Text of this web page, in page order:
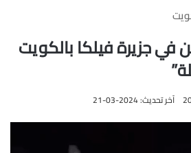
في جزيرة فيلكا بالكويت
آخر تحديث: 2024-03-21